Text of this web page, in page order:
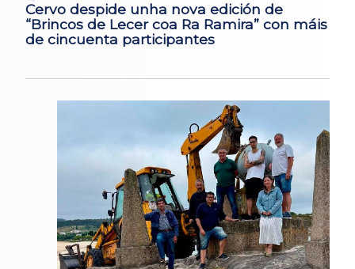
Cervo despide unha nova edición de
“Brincos de Lecer coa Ra Ramira” con máis
de cincuenta participantes